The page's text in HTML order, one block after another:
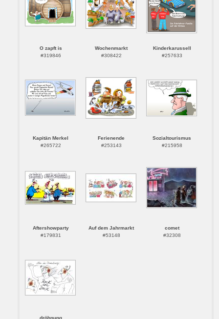
O zapft is
#319846
Wochenmarkt
#308422
Kinderkarussell
#257633
Kapitän Merkel
#265722
Ferienende
#253143
Sozialtourismus
#215958
Aftershowparty
#179831
Auf dem Jahrmarkt
#53148
comet
#32308
dröhnung